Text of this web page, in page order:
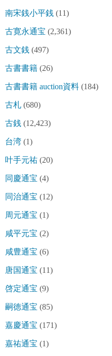
南宋銭小平銭 (11)
古寛永通宝 (2,361)
古文銭 (497)
古書書籍 (26)
古書書籍 auction資料 (184)
古札 (680)
古銭 (12,423)
台湾 (1)
叶手元祐 (20)
同慶通宝 (4)
同治通宝 (12)
周元通宝 (1)
咸平元宝 (2)
咸豊通宝 (6)
唐国通宝 (11)
啓定通宝 (9)
嗣徳通宝 (85)
嘉慶通宝 (171)
嘉祐通宝 (1)